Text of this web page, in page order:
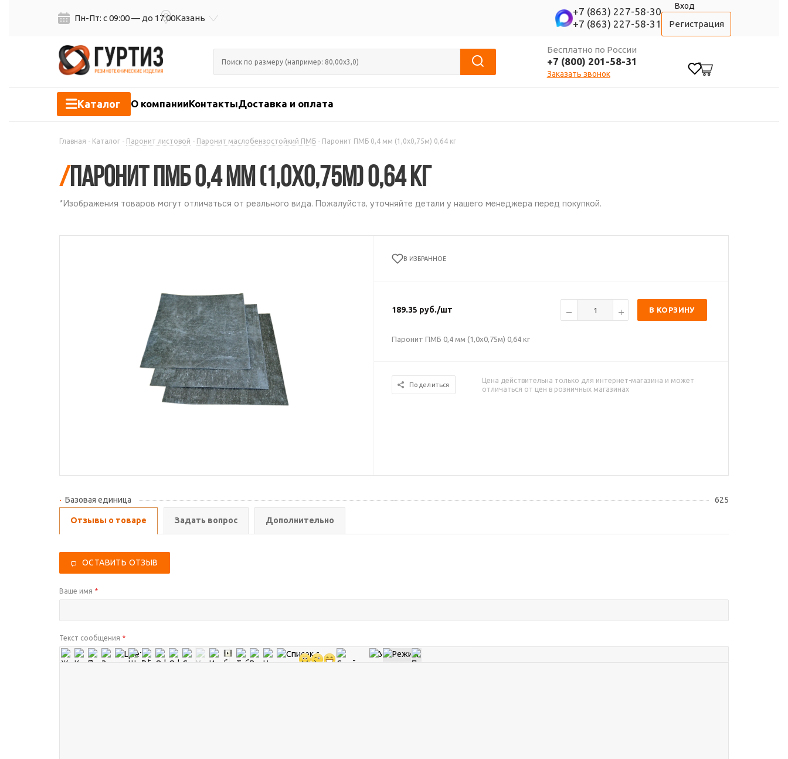
Пн-Пт: с 09:00 — до 17:00Казань
+7 (863) 227-58-30
+7 (863) 227-58-31
Вход
Регистрация
Бесплатно по России
+7 (800) 201-58-31
Заказать звонок
Каталог О компанииКонтактыДоставка и оплата
Главная - Каталог - Паронит листовой - Паронит маслобензостойкий ПМБ - Паронит ПМБ 0,4 мм (1,0х0,75м) 0,64 кг
/Паронит ПМБ 0,4 мм (1,0х0,75м) 0,64 кг
*Изображения товаров могут отличаться от реального вида. Пожалуйста, уточняйте детали у нашего менеджера перед покупкой.
В ИЗБРАННОЕ
189.35 руб./шт В КОРЗИНУ
Паронит ПМБ 0,4 мм (1,0х0,75м) 0,64 кг
Поделиться
Цена действительна только для интернет-магазина и может
отличаться от цен в розничных магазинах
Базовая единица 625
Отзывы о товаре Задать вопрос Дополнительно
ОСТАВИТЬ ОТЗЫВ
Ваше имя *
Текст сообщения *